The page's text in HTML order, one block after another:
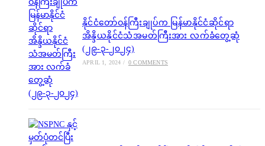
နိုင်ငံတော်ဝန်ကြီးချုပ်က မြန်မာနိုင်ငံဆိုင်ရာ
အိန္ဒိယနိုင်ငံသံအမတ်ကြီးအား လက်ခံတွေ့ဆုံ
(၂၉-၃-၂၀၂၄)
APRIL 1, 2024 / 0 COMMENTS